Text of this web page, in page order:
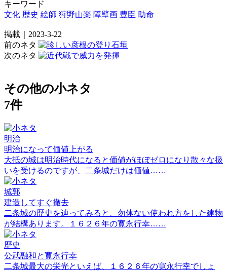
キーワード
文化 歴史 絵師 狩野山楽 障壁画 豊臣 助命
掲載｜2023-3-22
前のネタ
次のネタ
その他の小ネタ
7件
明治
明治になって価値上がる
大抵の城は明治時代になると価値がほぼゼロになり散々な扱
いを受けるのですが、二条城だけは価値……
城郭
建造してすぐ撤去
二条城の歴史を辿ってみると、勿体ない使われ方をした建物
が結構あります。１６２６年の寛永行幸……
歴史
公武融和と寛永行幸
二条城最大の栄光といえば、１６２６年の寛永行幸でしょ